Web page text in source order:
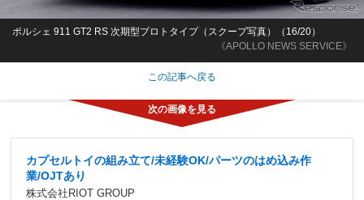
《APOLLO NEWS SERVICE》
ポルシェ 911 GT2 RS 次期型プロトタイプ（スクープ写真）（16/20）
この記事へ戻る
カプセルトイの組み立て/未経験OK/パーツのはめ込み作
業/OJTあり
株式会社RIOT GROUP